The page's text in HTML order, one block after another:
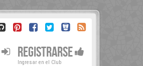
REGISTRARSE
Ingresar en el Club